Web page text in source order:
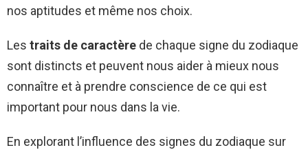
nos aptitudes et même nos choix.
Les traits de caractère de chaque signe du zodiaque
sont distincts et peuvent nous aider à mieux nous
connaître et à prendre conscience de ce qui est
important pour nous dans la vie.
En explorant l’influence des signes du zodiaque sur